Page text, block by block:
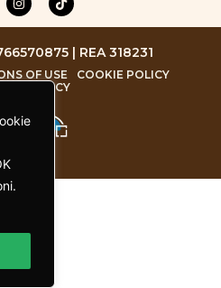
| REA 318231
OF USE
COOKIE POLICY
POLICY